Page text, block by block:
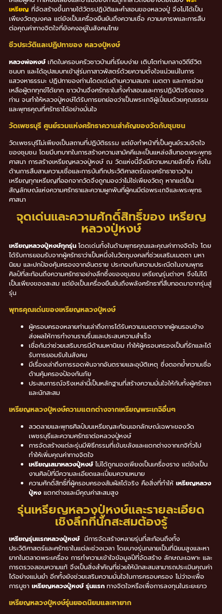
เหรียญ ที่จัดสร้างขึ้นภายใต้วัตรปฏิบัติและคำสอนของหลวงปู่ จึงไม่ได้เป็น
เพียงวัตถุมงคล แต่ยังเป็นเครื่องยืนยันถึงความเชื่อ ความเคารพและการสืบ
ต่อคุณค่าทางจิตใจที่ยังคงอยู่ในสังคมไทย
ชีวประวัติและปฏิปทาของ หลวงปู่หงษ์
หลวงพ่อหงษ์ เกิดในครอบครัวชาวบ้านที่เรียบง่าย เติบโตท่ามกลางวิถีชีวิต
ชนบท และได้อุปสมบทเข้าสู่ร่มกาสาวพัสตร์ด้วยความตั้งใจแน่วแน่ในการ
แสวงหาธรรมะ ปฏิปทาของท่านโดดเด่นด้านความสมถะ เมตตา และการช่วย
เหลือผู้ตกทุกข์ได้ยาก ชาวบ้านจึงศรัทธาในทั้งคำสอนและการปฏิบัติจริงของ
ท่าน จนทำให้หลวงปู่หงษ์ได้รับการยกย่องว่าเป็นพระเกจิผู้เปี่ยมด้วยคุณธรรม
และพุทธคุณที่ศรัทธาได้อย่างมั่นใจ
วัดเพชรบุรี ศูนย์รวมแห่งศรัทธาความสำคัญของวัดกับชุมชน
วัดเพชรบุรีไม่เพียงเป็นสถานที่ปฏิบัติธรรม แต่ยังทำหน้าที่เป็นศูนย์รวมจิตใจ
ของชุมชน โดยมีบทบาทในการสร้างความสามัคคีและเป็นแหล่งสืบทอดพระพุทธ
ศาสนา การสร้างเหรียญหลวงปู่หงษ์ ณ วัดแห่งนี้จึงมีความหมายลึกซึ้ง ทั้งใน
ด้านการสืบสานความเชื่อและการบันทึกประวัติศาสตร์ของศรัทธาชาวบ้าน
เหรียญทุกเหรียญที่ออกจากวัดจึงถูกมองว่าไม่ใช่เพียงวัตถุ หากแต่เป็น
สัญลักษณ์แห่งความศรัทธาและความผูกพันที่ผู้คนมีต่อพระเกจิและพระพุทธ
ศาสนา
จุดเด่นและความศักดิ์สิทธิ์ของ เหรียญ
หลวงปู่หงษ์
เหรียญหลวงปู่หงษ์ทุกรุ่น โดดเด่นทั้งในด้านพุทธคุณและคุณค่าทางจิตใจ โดย
ได้รับการยอมรับจากผู้ศรัทธาว่าเป็นหนึ่งในวัตถุมงคลที่ช่วยเสริมเมตตา มหา
นิยม และปกป้องคุ้มครองจากอันตราย ประกอบกับความประณีตในงานพุทธ
ศิลป์ที่สะท้อนถึงความศรัทธาอย่างลึกซึ้งของชุมชน เหรียญรุ่นต่างๆ จึงไม่ได้
เป็นเพียงของสะสม แต่ยังเป็นเครื่องยืนยันถึงพลังศรัทธาที่สืบทอดมาจากรุ่นสู่
รุ่น
พุทธคุณเด่นของเหรียญหลวงปู่หงษ์
ผู้ครอบครองหลายท่านเล่าถึงการได้รับความเมตตาจากผู้คนรอบข้าง
ส่งผลให้การทำงานราบรื่นและประสบความสำเร็จ
เชื่อกันว่าช่วยเสริมบารมีด้านมหานิยม ทำให้ผู้ครอบครองเป็นที่รักและได้
รับการยอมรับในสังคม
มีเรื่องเล่าถึงการรอดพ้นจากอันตรายและอุบัติเหตุ ซึ่งตอกย้ำความเชื่อ
ด้านคุ้มครองป้องกันภัย
ประสบการณ์จริงเหล่านี้เป็นหลักฐานที่สร้างความมั่นใจให้กับทั้งผู้ศรัทธา
และนักสะสม
เหรียญหลวงปู่หงษ์ความแตกต่างจากเหรียญพระเกจิอื่นๆ
ลวดลายและพุทธศิลป์บนเหรียญสะท้อนเอกลักษณ์เฉพาะของวัด
เพชรบุรีและความศรัทธาต่อหลวงปู่หงษ์
การจัดสร้างแต่ละรุ่นมีพิธีกรรมที่เข้มขลังและแตกต่างจากเกจิทั่วไป
ทำให้เพิ่มคุณค่าทางจิตใจ
เหรียญเสมาหลวงปู่หงษ์ ไม่ได้ถูกมองเพียงเป็นเครื่องราง แต่ยังเป็น
งานศิลป์ที่มีความละเอียดและเปี่ยมความหมาย
ความศักดิ์สิทธิ์ที่ผู้ครอบครองสัมผัสได้จริง คือสิ่งที่ทำให้ เหรียญหลวง
ปู่หง แตกต่างและมีคุณค่าสะสมสูง
รุ่นเหรียญหลวงปู่หงษ์และรายละเอียด
เชิงลึกที่นักสะสมต้องรู้
เหรียญรุ่นแรกหลวงปู่หงษ์ มีการจัดสร้างหลายรุ่นที่สะท้อนถึงทั้ง
ประวัติศาสตร์และศรัทธาในแต่ละช่วงเวลา โดยบางรุ่นกลายเป็นที่นิยมสูงและหา
ยากในตลาดพระเครื่อง การทำความเข้าใจข้อมูลปีที่จัดสร้าง ลักษณะเฉพาะ และ
การตรวจสอบความแท้ จึงเป็นสิ่งสำคัญที่ช่วยให้นักสะสมสามารถประเมินคุณค่า
ได้อย่างแม่นยำ อีกทั้งยังช่วยเสริมความมั่นใจในการครอบครอง ไม่ว่าจะเพื่อ
การบูชา เหรียญหลวงปู่หงษ์ รุ่นแรก ทางจิตใจหรือเพื่อการลงทุนในระยะยาว
เหรียญหลวงปู่หงษ์รุ่นยอดนิยมและหายาก